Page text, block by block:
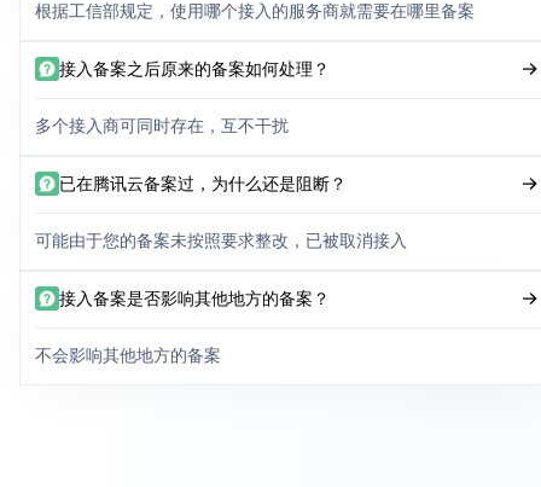
根据工信部规定，使用哪个接入的服务商就需要在哪里备案
接入备案之后原来的备案如何处理？
多个接入商可同时存在，互不干扰
已在腾讯云备案过，为什么还是阻断？
可能由于您的备案未按照要求整改，已被取消接入
接入备案是否影响其他地方的备案？
不会影响其他地方的备案